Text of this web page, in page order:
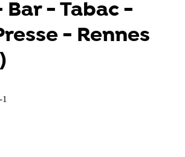
- Tabac -
- Rennes
1